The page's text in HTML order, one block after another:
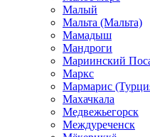
Малый
Мальта (Мальта)
Мамадыш
Мандроги
Мариинский
Маркс
Мармарис
Махачкала
Медвежьегорск
Междуреченск